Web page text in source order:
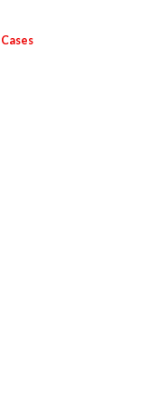
Cases